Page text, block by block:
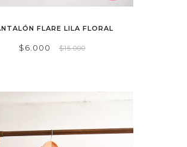
FLARE LILA FLORAL
$6.000 $15.000